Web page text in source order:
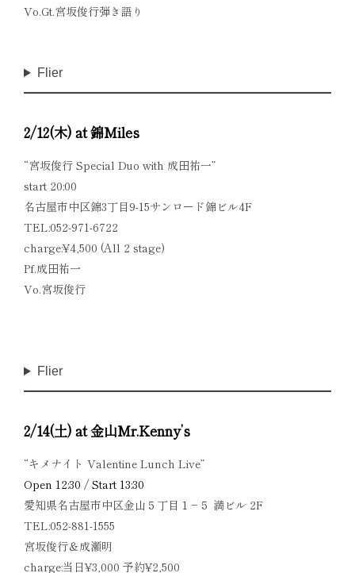
Vo.Gt.宮坂俊行弾き語り
Flier
2/12(木) at 錦Miles
“宮坂俊行 Special Duo with 成田祐一”
start 20:00
名古屋市中区錦3丁目9-15サンロード錦ビル4F
TEL:052-971-6722
charge:¥4,500 (All 2 stage)
Pf.成田祐一
Vo.宮坂俊行
Flier
2/14(土) at 金山Mr.Kenny’s
“キメナイト Valentine Lunch Live”
Open 12:30 / Start 13:30
愛知県名古屋市中区金山５丁目１−５ 満ビル 2F
TEL:052-881-1555
宮坂俊行＆成瀬明
charge:当日¥3,000 予約¥2,500